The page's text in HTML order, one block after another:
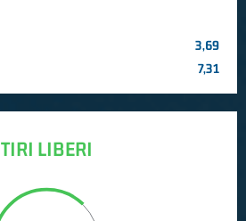
3,69
7,31
TIRI LIBERI